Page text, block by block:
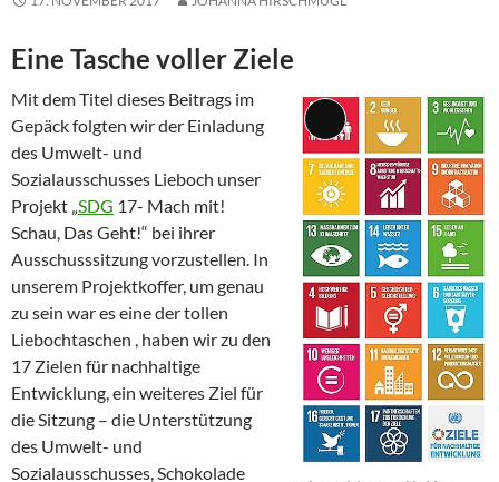
Eine Tasche voller Ziele
Lange
Beschreibung
Mit dem Titel dieses Beitrags im
Gepäck folgten wir der Einladung
des Umwelt- und
Sozialausschusses Lieboch unser
Projekt „ SDG 17- Mach mit!
Schau, Das Geht!“ bei ihrer
Ausschusssitzung vorzustellen. In
unserem Projektkoffer, um genau
zu sein war es eine der tollen
Liebochtaschen , haben wir zu den
17 Zielen für nachhaltige
Entwicklung, ein weiteres Ziel für
die Sitzung – die Unterstützung
des Umwelt- und
Sozialausschusses, Schokolade